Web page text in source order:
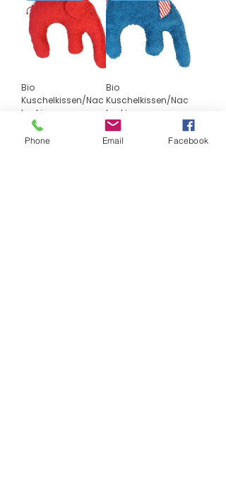
Bio
Kuschelkissen/Nac
kenkissen
"Elefant"/rot
Prijs
€ 37,90
Bio
Kuschelkissen/Nac
kenkissen
"Elefant"/petrol
Prijs
€ 37,90
Phone Email Facebook